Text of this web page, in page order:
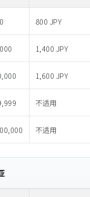
800 JPY
1,400 JPY
1,600 JPY
不适用
不适用